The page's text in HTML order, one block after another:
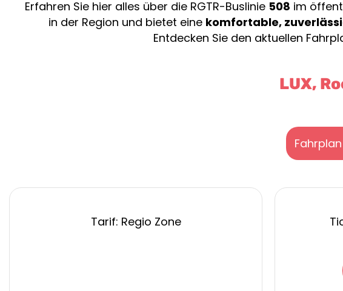
Erfahren Sie hier alles über die RGTR-Buslinie 508 im
in der Region und bietet eine komfortable,
Entdecken Sie den aktuellen
LUX,
Tarif: Regio Zone